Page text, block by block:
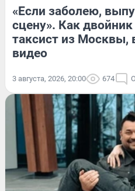
«Если заболею,
сцену». Как
таксист из Москвы,
видео
3 августа, 2026, 20:00 674